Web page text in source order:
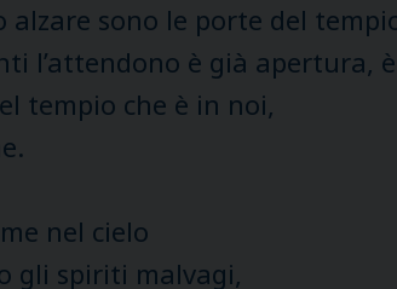
alzare sono le porte del
l’attendono è già
tempio che è in noi,
nel cielo
gli spiriti malvagi,